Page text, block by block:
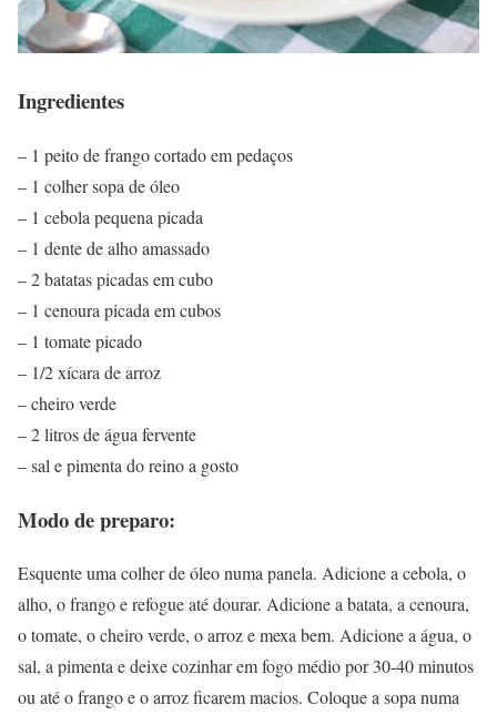
Ingredientes
– 1 peito de frango cortado em pedaços
– 1 colher sopa de óleo
– 1 cebola pequena picada
– 1 dente de alho amassado
– 2 batatas picadas em cubo
– 1 cenoura picada em cubos
– 1 tomate picado
– 1/2 xícara de arroz
– cheiro verde
– 2 litros de água fervente
– sal e pimenta do reino a gosto
Modo de preparo:
Esquente uma colher de óleo numa panela. Adicione a cebola, o
alho, o frango e refogue até dourar. Adicione a batata, a cenoura,
o tomate, o cheiro verde, o arroz e mexa bem. Adicione a água, o
sal, a pimenta e deixe cozinhar em fogo médio por 30-40 minutos
ou até o frango e o arroz ficarem macios. Coloque a sopa numa